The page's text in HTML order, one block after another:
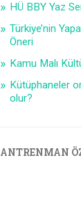
HÜ BBY Yaz
Türkiye’nin
Öneri
Kamu Malı
Kütüphaneler
olur?
ANTRENMAN